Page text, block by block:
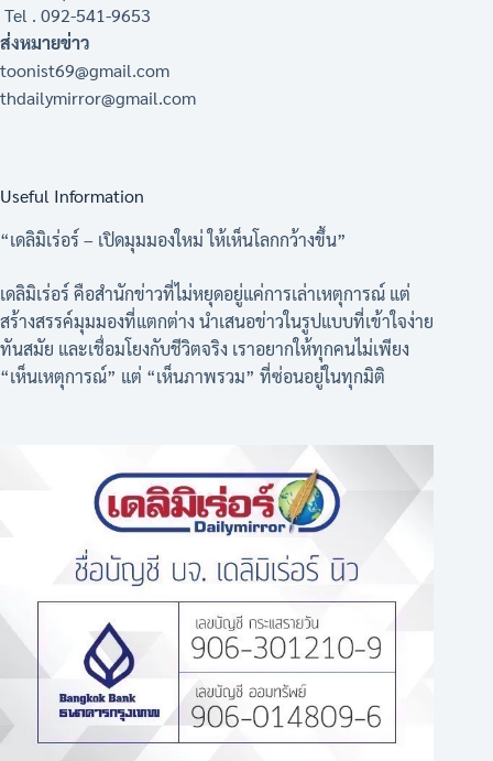
Tel . 092-541-9653
ส่งหมายข่าว
toonist69@gmail.com
thdailymirror@gmail.com
Useful Information
“เดลิมิเร่อร์ – เปิดมุมมองใหม่ ให้เห็นโลกกว้างขึ้น”
เดลิมิเร่อร์ คือสำนักข่าวที่ไม่หยุดอยู่แค่การเล่าเหตุการณ์ แต่
สร้างสรรค์มุมมองที่แตกต่าง นำเสนอข่าวในรูปแบบที่เข้าใจง่าย
ทันสมัย และเชื่อมโยงกับชีวิตจริง เราอยากให้ทุกคนไม่เพียง
“เห็นเหตุการณ์” แต่ “เห็นภาพรวม” ที่ซ่อนอยู่ในทุกมิติ